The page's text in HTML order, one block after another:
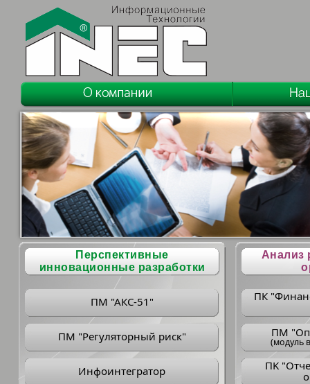
Перспективные
инновационные разработки
ПМ "АКС-51"
ПМ "Регуляторный риск"
Инфоинтегратор
Анализ
ПК
ПM
(модуль
ПK